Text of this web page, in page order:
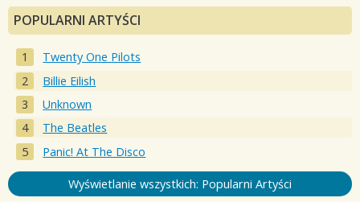
POPULARNI ARTYŚCI
Twenty One Pilots
Billie Eilish
Unknown
The Beatles
Panic! At The Disco
Wyświetlanie wszystkich: Popularni Artyści